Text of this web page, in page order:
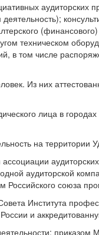
техническом
в том числе
Из них
лица в
на территории
аудиторской
союза
Института
и